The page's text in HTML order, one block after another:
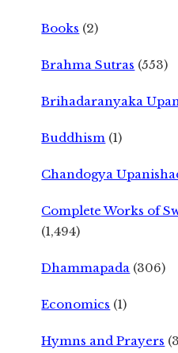
Books (2)
Brahma Sutras (553)
Brihadaranyaka
Buddhism (1)
Chandogya
Complete Works of
(1,494)
Dhammapada (306)
Economics (1)
Hymns and Prayers